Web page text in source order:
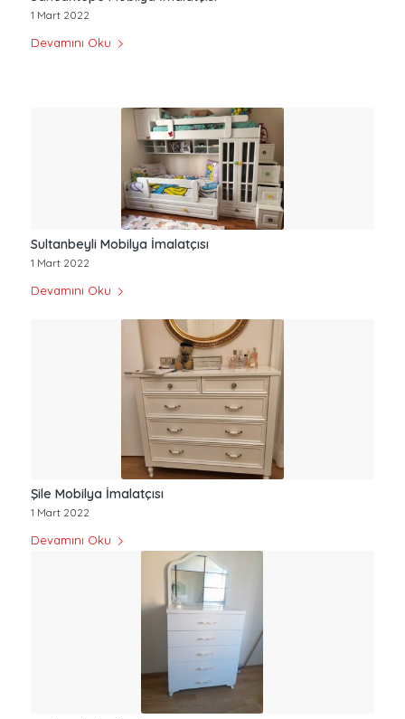
1 Mart 2022
Devamını Oku
Sultanbeyli Mobilya İmalatçısı
1 Mart 2022
Devamını Oku
Şile Mobilya İmalatçısı
1 Mart 2022
Devamını Oku